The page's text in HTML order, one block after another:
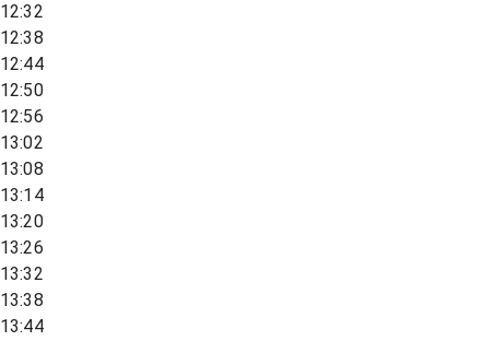
12:32
12:38
12:44
12:50
12:56
13:02
13:08
13:14
13:20
13:26
13:32
13:38
13:44